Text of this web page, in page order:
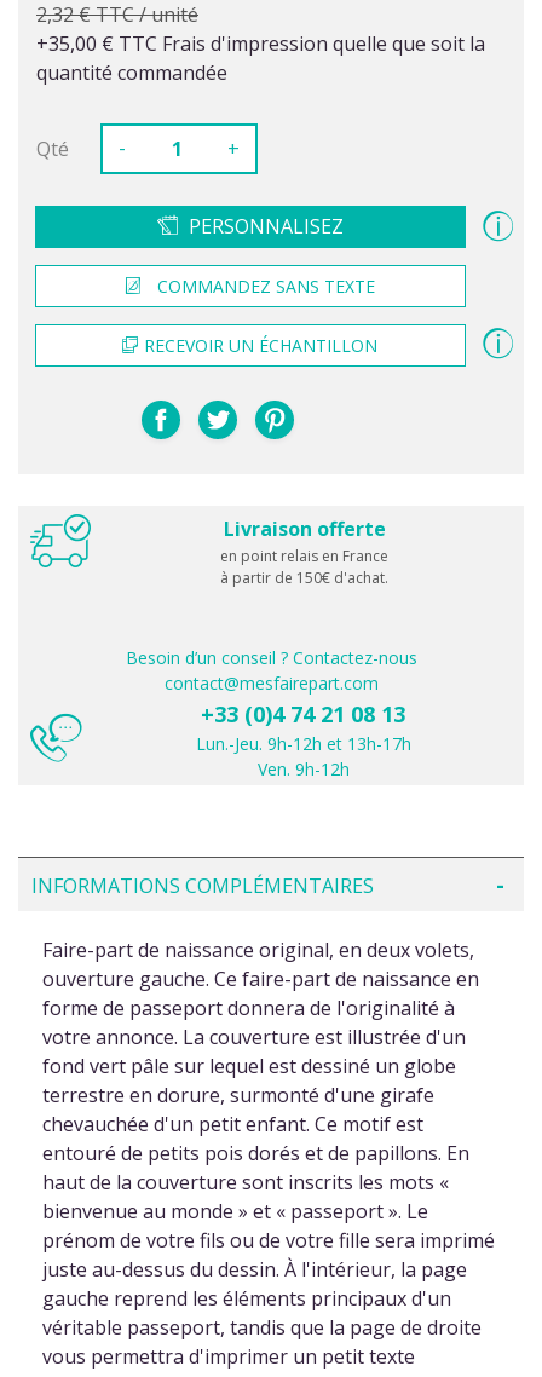
2,32 € TTC / unité
+35,00 € TTC Frais d'impression quelle que soit la
quantité commandée
Qté - +
PERSONNALISEZ
COMMANDEZ SANS TEXTE
RECEVOIR UN ÉCHANTILLON
Livraison offerte
en point relais en France
à partir de 150€ d'achat.
Besoin d’un conseil ? Contactez-nous
contact@mesfairepart.com
+33 (0)4 74 21 08 13
Lun.-Jeu. 9h-12h et 13h-17h
Ven. 9h-12h
INFORMATIONS COMPLÉMENTAIRES
Faire-part de naissance original, en deux volets,
ouverture gauche. Ce faire-part de naissance en
forme de passeport donnera de l'originalité à
votre annonce. La couverture est illustrée d'un
fond vert pâle sur lequel est dessiné un globe
terrestre en dorure, surmonté d'une girafe
chevauchée d'un petit enfant. Ce motif est
entouré de petits pois dorés et de papillons. En
haut de la couverture sont inscrits les mots «
bienvenue au monde » et « passeport ». Le
prénom de votre fils ou de votre fille sera imprimé
juste au-dessus du dessin. À l'intérieur, la page
gauche reprend les éléments principaux d'un
véritable passeport, tandis que la page de droite
vous permettra d'imprimer un petit texte